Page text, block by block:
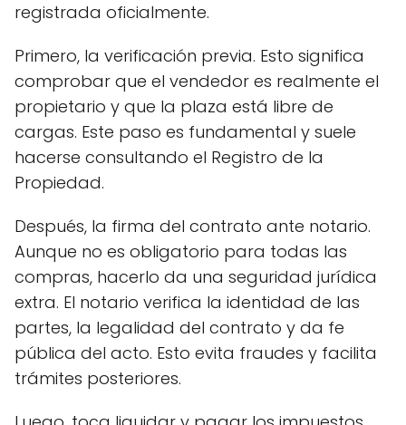
registrada oficialmente.
Primero, la verificación previa. Esto significa
comprobar que el vendedor es realmente el
propietario y que la plaza está libre de
cargas. Este paso es fundamental y suele
hacerse consultando el Registro de la
Propiedad.
Después, la firma del contrato ante notario.
Aunque no es obligatorio para todas las
compras, hacerlo da una seguridad jurídica
extra. El notario verifica la identidad de las
partes, la legalidad del contrato y da fe
pública del acto. Esto evita fraudes y facilita
trámites posteriores.